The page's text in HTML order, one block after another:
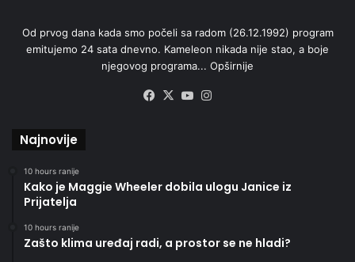
Od prvog dana kada smo počeli sa radom (26.12.1992) program
emitujemo 24 sata dnevno. Kameleon nikada nije stao, a boje
njegovog programa... Opširnije
Facebook
X YouTube
Najnovije
10 hours ranije
Kako je Maggie Wheeler dobila ulogu Janice iz
Prijatelja
10 hours ranije
Zašto klima uređaj radi, a prostor se ne hladi?